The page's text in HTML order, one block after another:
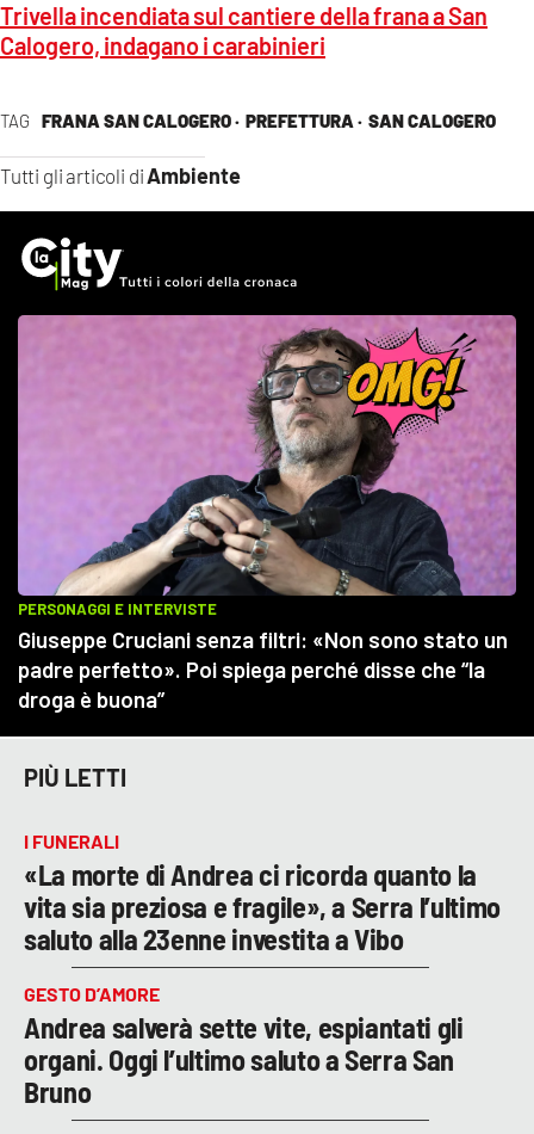
TAG FRANA SAN CALOGERO · PREFETTURA · SAN CALOGERO
Tutti gli articoli diAmbiente
Trivella incendiata sul cantiere della frana a San
Calogero, indagano i carabinieri
PIÙ LETTI
I FUNERALI
«La morte di Andrea ci ricorda quanto la
vita sia preziosa e fragile», a Serra l’ultimo
saluto alla 23enne investita a Vibo
GESTO D’AMORE
Andrea salverà sette vite, espiantati gli
organi. Oggi l’ultimo saluto a Serra San
Bruno